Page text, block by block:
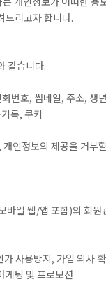
드리고자 합니다.
같습니다.
번호, 썸네일, 주소, 생
록, 쿠키
인정보의 제공을 거부
일 웹/앱 포함)의 회
사용방지, 가입 의사
케팅 및 프로모션